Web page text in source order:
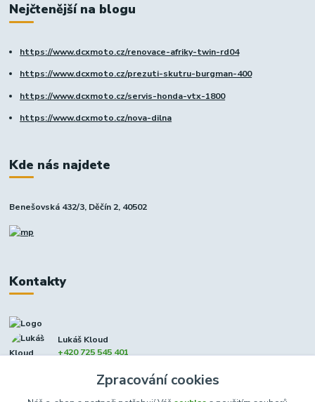
Nejčtenější na blogu
https://www.dcxmoto.cz/renovace-afriky-twin-rd04
https://www.dcxmoto.cz/prezuti-skutru-burgman-400
https://www.dcxmoto.cz/servis-honda-vtx-1800
https://www.dcxmoto.cz/nova-dilna
Kde nás najdete
Benešovská 432/3, Děčín 2, 40502
Kontakty
Lukáš Kloud
+420 725 545 401
Zpracování cookies